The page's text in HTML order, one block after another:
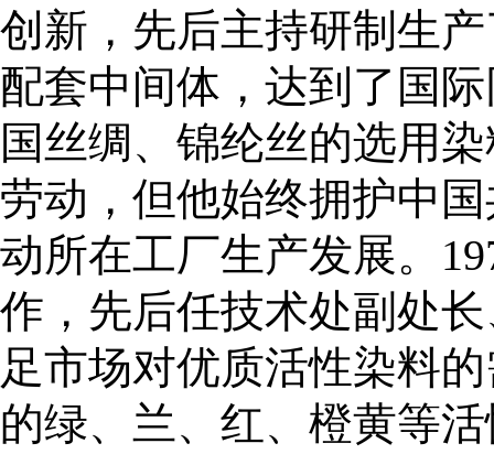
创新，先后主持研制生
配套中间体，达到了国
国丝绸、锦纶丝的选用
劳动，但他始终拥护中
动所在工厂生产发展。
作，先后任技术处副处
足市场对优质活性染料
的绿、兰、红、橙黄等